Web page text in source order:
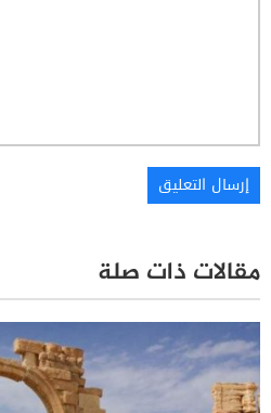
مقالات ذات صلة